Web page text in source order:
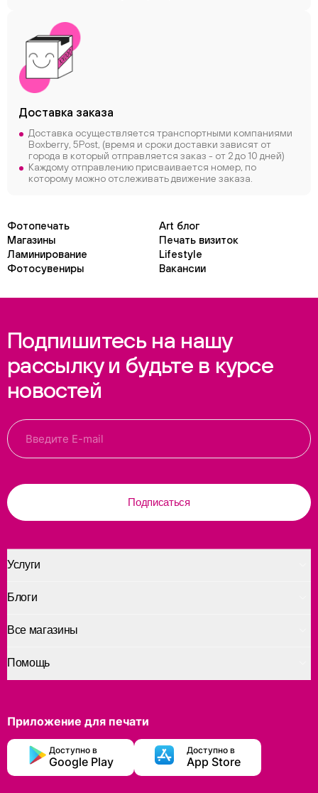
Доставка заказа
Доставка осуществляется транспортными компаниями
Boxberry, 5Post, (время и сроки доставки зависят от
города в который отправляется заказ - от 2 до 10 дней)
Каждому отправлению присваивается номер, по
которому можно отслеживать движение заказа.
Фотопечать
Art блог
Магазины
Печать визиток
Ламинирование
Lifestyle
Фотосувениры
Вакансии
Подпишитесь на нашу
рассылку и будьте в курсе
новостей
Подписаться
Услуги
Помощь
Блоги
Все магазины
Приложение для печати
Доступно в
Google Play
Доступно в
App Store